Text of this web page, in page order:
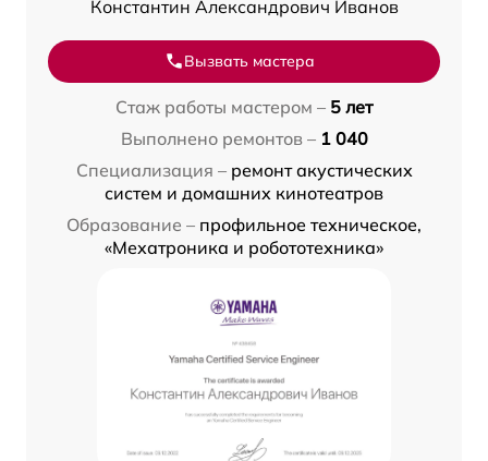
Константин Александрович Иванов
Вызвать мастера
Стаж работы мастером – 5 лет
Выполнено ремонтов – 1 040
Специализация – ремонт акустических
систем и домашних кинотеатров
Образование – профильное техническое,
«Мехатроника и робототехника»